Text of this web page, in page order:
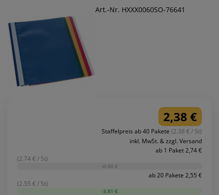
Art.-Nr. HXXX0060SO-76641
2,38 €
Staffelpreis ab 40 Pakete (2.38 € / St)
inkl. MwSt. & zzgl. Versand
ab 1 Paket 2,74 €
(2.74 € / St)
-0,00 €
ab 20 Pakete 2,55 €
(2.55 € / St)
-3,81 €